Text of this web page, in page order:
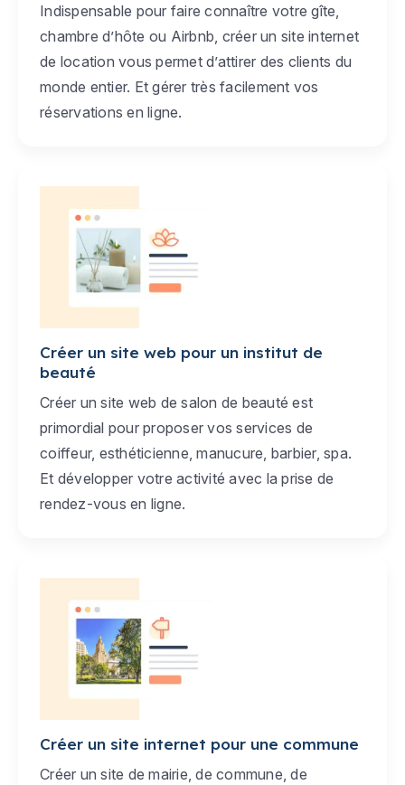
Indispensable pour faire connaître votre gîte,
chambre d’hôte ou Airbnb, créer un site internet
de location vous permet d’attirer des clients du
monde entier. Et gérer très facilement vos
réservations en ligne.
Créer un site web pour un institut de
beauté
Créer un site web de salon de beauté est
primordial pour proposer vos services de
coiffeur, esthéticienne, manucure, barbier, spa.
Et développer votre activité avec la prise de
rendez-vous en ligne.
Créer un site internet pour une commune
Créer un site de mairie, de commune, de